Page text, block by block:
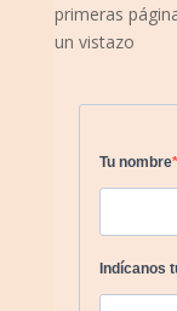
primeras
un vistazo